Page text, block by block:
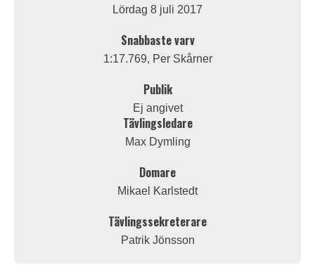
Lördag 8 juli 2017
Snabbaste varv
1:17.769, Per Skårner
Publik
Ej angivet
Tävlingsledare
Max Dymling
Domare
Mikael Karlstedt
Tävlingssekreterare
Patrik Jönsson